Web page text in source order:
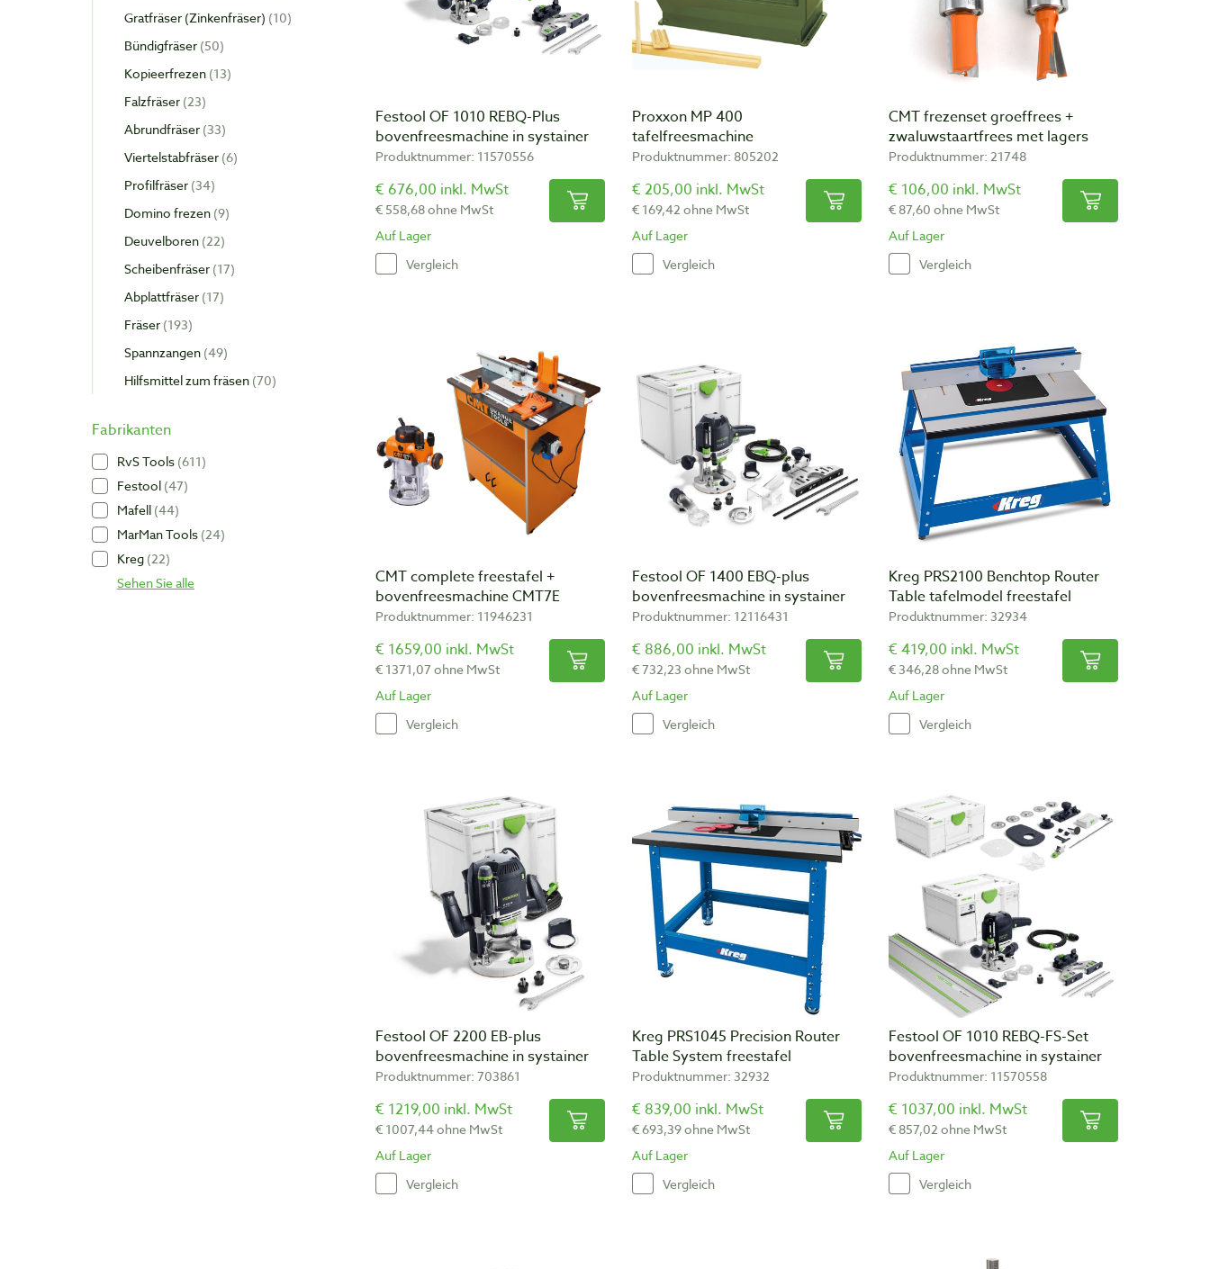
Gratfräser (Zinkenfräser) 10
Bündigfräser 50
Kopieerfrezen 13
Falzfräser 23
Abrundfräser 33
Viertelstabfräser 6
Profilfräser 34
Domino frezen 9
Deuvelboren 22
Scheibenfräser 17
Abplattfräser 17
Fräser 193
Spannzangen 49
Hilfsmittel zum fräsen 70
Fabrikanten
RvS Tools 611
Festool 47
Mafell 44
MarMan Tools 24
Kreg 22
Sehen Sie alle
Festool OF 1010 REBQ-Plus
bovenfreesmachine in systainer
Produktnummer: 11570556
€ 676,00 inkl. MwSt
€ 558,68 ohne MwSt
Auf Lager
Vergleich
Proxxon MP 400
tafelfreesmachine
Produktnummer: 805202
€ 205,00 inkl. MwSt
€ 169,42 ohne MwSt
Auf Lager
Vergleich
CMT frezenset groeffrees +
zwaluwstaartfrees met lagers
Produktnummer: 21748
€ 106,00 inkl. MwSt
€ 87,60 ohne MwSt
Auf Lager
Vergleich
CMT complete freestafel +
bovenfreesmachine CMT7E
Produktnummer: 11946231
€ 1659,00 inkl. MwSt
€ 1371,07 ohne MwSt
Auf Lager
Vergleich
Festool OF 1400 EBQ-plus
bovenfreesmachine in systainer
Produktnummer: 12116431
€ 886,00 inkl. MwSt
€ 732,23 ohne MwSt
Auf Lager
Vergleich
Kreg PRS2100 Benchtop Router
Table tafelmodel freestafel
Produktnummer: 32934
€ 419,00 inkl. MwSt
€ 346,28 ohne MwSt
Auf Lager
Vergleich
Festool OF 2200 EB-plus
bovenfreesmachine in systainer
Produktnummer: 703861
€ 1219,00 inkl. MwSt
€ 1007,44 ohne MwSt
Auf Lager
Vergleich
Kreg PRS1045 Precision Router
Table System freestafel
Produktnummer: 32932
€ 839,00 inkl. MwSt
€ 693,39 ohne MwSt
Auf Lager
Vergleich
Festool OF 1010 REBQ-FS-Set
bovenfreesmachine in systainer
Produktnummer: 11570558
€ 1037,00 inkl. MwSt
€ 857,02 ohne MwSt
Auf Lager
Vergleich